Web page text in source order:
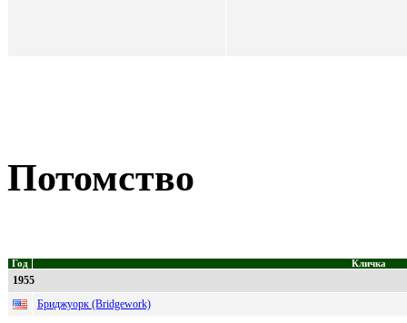
Потомство
Год Кличка
1955
Бриджуорк (Bridgework)